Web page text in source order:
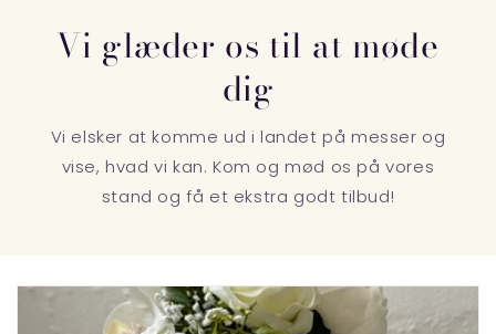
Vi glæder os til at møde
dig
Vi elsker at komme ud i landet på messer og
vise, hvad vi kan. Kom og mød os på vores
stand og få et ekstra godt tilbud!